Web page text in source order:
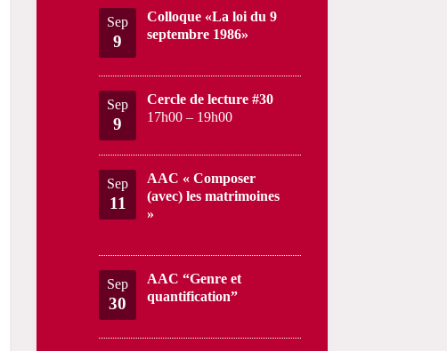
Sep
9
Colloque «La loi du 9
septembre 1986»
Sep
9
Cercle de lecture #30
17h00 – 19h00
Sep
11
AAC « Composer
(avec) les matrimoines
»
Sep
30
AAC “Genre et
quantification”